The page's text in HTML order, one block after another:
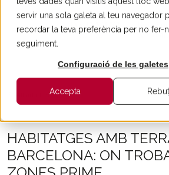
servir una sola galeta al teu navegador
recordar la teva preferència per no fer-
seguiment.
Configuració de les galetes
Accepta
HABITATGES AMB
BARCELONA: ON